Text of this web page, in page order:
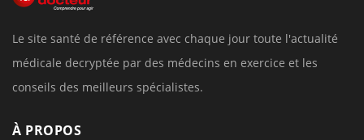
Le site santé de référence avec chaque jour toute l'actualité
médicale decryptée par des médecins en exercice et les
conseils des meilleurs spécialistes.
À PROPOS